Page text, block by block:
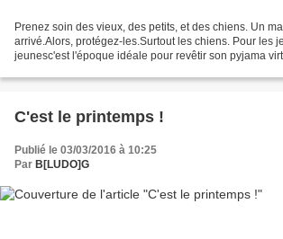
Prenez soin des vieux, des petits, et des chiens. Un
arrivé.Alors, protégez-les.Surtout les chiens. Pour les
jeunesc'est l'époque idéale pour revêtir son pyjama
C'est le printemps !
Publié le 03/03/2016 à 10:25
Par B[LUDO]G